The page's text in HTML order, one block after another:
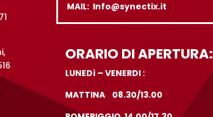
MAIL: Info@synectix.it
ORARIO DI APERTURA:
LUNEDì – VENERDI :
MATTINA 08.30/13.00